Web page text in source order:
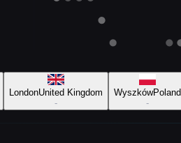
LondonUnited Kingdom
-
WyszkówPoland
-